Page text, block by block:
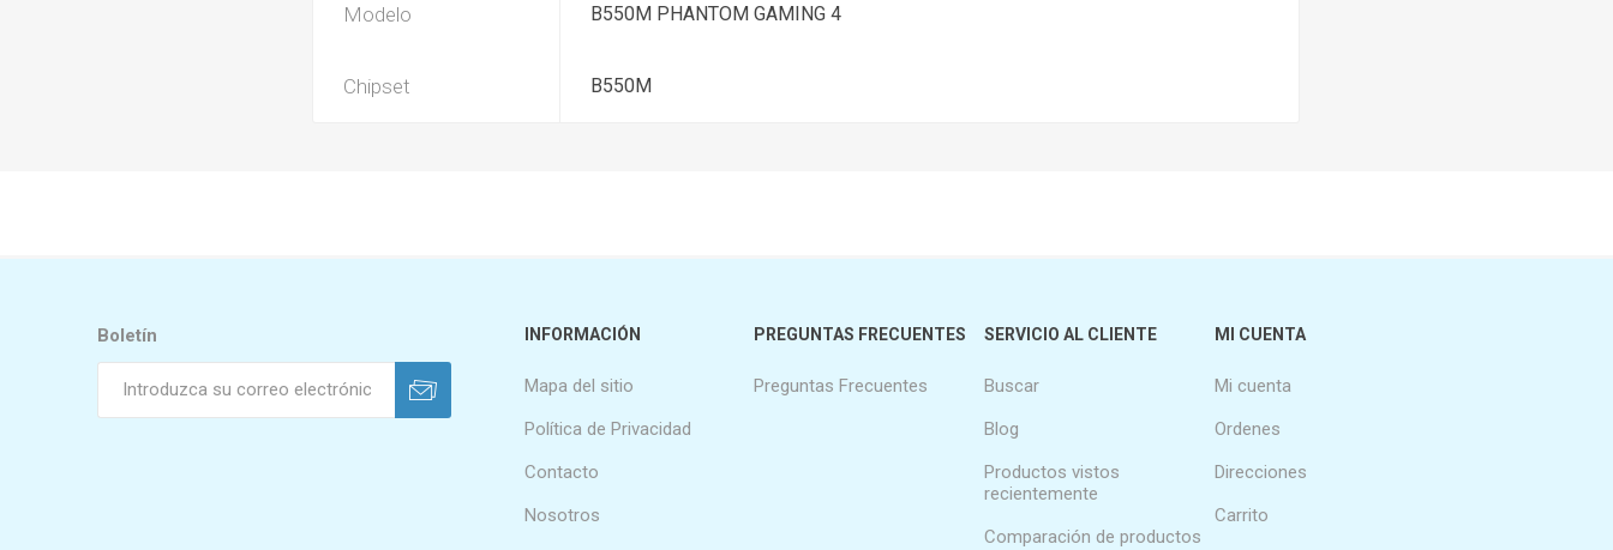
Modelo B550M PHANTOM GAMING 4
Chipset B550M
Boletín INFORMACIÓN
Mapa del sitio
Política de Privacidad
Contacto
Nosotros
PREGUNTAS FRECUENTES
Preguntas Frecuentes
SERVICIO AL CLIENTE
Buscar
Blog
Productos vistos
recientemente
Comparación de productos
MI CUENTA
Mi cuenta
Ordenes
Direcciones
Carrito